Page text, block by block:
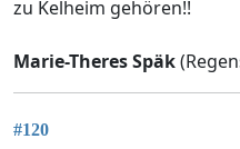
zu Kelheim gehören!!
Marie-Theres Späk
#120